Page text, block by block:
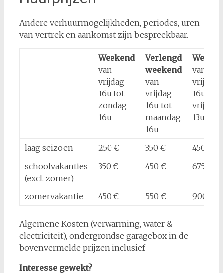
Andere verhuurmogelijkheden, periodes, uren
van vertrek en aankomst zijn bespreekbaar.
Weekend
van
vrijdag
16u tot
zondag
16u
Verlengd
weekend
van
vrijdag
16u tot
maandag
16u
Week
van
vrijdag
16u tot
vrijdag
13u
laag seizoen 250 € 350 €
450 €
schoolvakanties
(excl. zomer)
350 € 450 € 675 €
zomervakantie 450 € 550 € 900 €
Algemene Kosten (verwarming, water &
electriciteit), ondergrondse garagebox in de
bovenvermelde prijzen inclusief
Interesse gewekt?